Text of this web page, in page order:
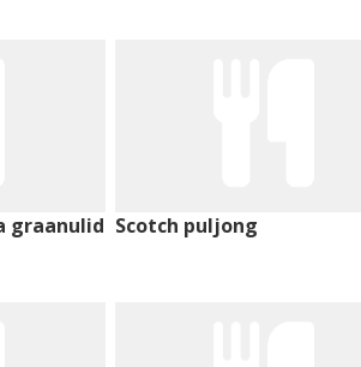
graanulid Scotch puljong